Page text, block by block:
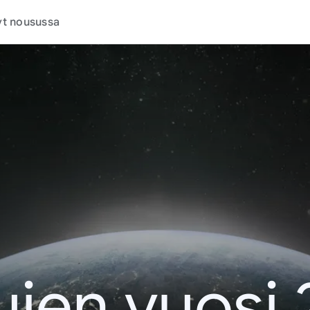
nousussa